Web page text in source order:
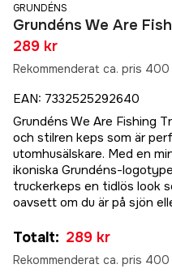
GRUNDÉNS
Grundéns We Are
289 kr
Rekommenderat ca. pris 400
EAN: 7332525292640
Grundéns We Are Fishing
och stilren keps som är
utomhusälskare. Med en
ikoniska Grundéns-
truckerkeps en tidlös look
oavsett om du är på sjön
Totalt: 289 kr
Rekommenderat ca. pris 400